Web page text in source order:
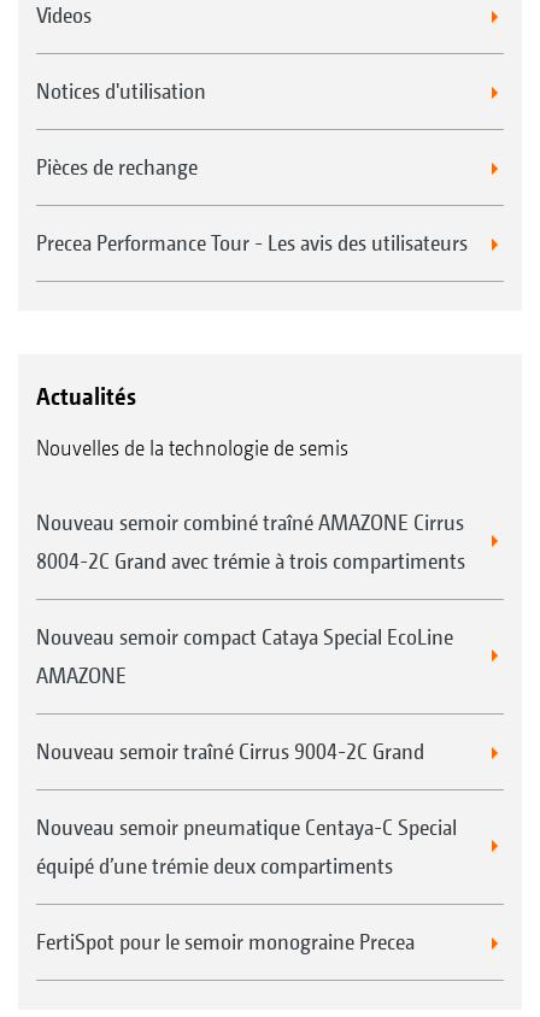
Videos
Notices d'utilisation
Pièces de rechange
Precea Performance Tour - Les avis des utilisateurs
Actualités
Nouvelles de la technologie de semis
Nouveau semoir combiné traîné AMAZONE Cirrus
8004-2C Grand avec trémie à trois compartiments
Nouveau semoir compact Cataya Special EcoLine
AMAZONE
Nouveau semoir traîné Cirrus 9004-2C Grand
Nouveau semoir pneumatique Centaya-C Special
équipé d’une trémie deux compartiments
FertiSpot pour le semoir monograine Precea